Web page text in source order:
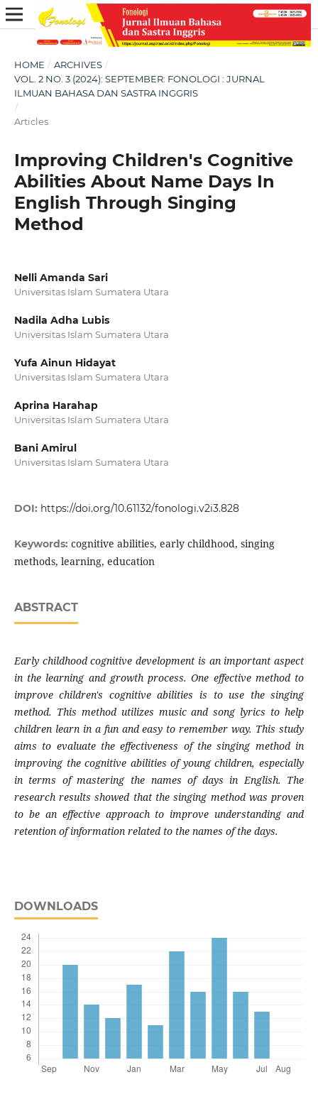
HOME / ARCHIVES /
VOL. 2 NO. 3 (2024): SEPTEMBER: FONOLOGI : JURNAL
ILMUAN BAHASA DAN SASTRA INGGRIS
/
Articles
Improving Children's Cognitive
Abilities About Name Days In
English Through Singing
Method
Nelli Amanda Sari
Universitas Islam Sumatera Utara
Nadila Adha Lubis
Universitas Islam Sumatera Utara
Yufa Ainun Hidayat
Universitas Islam Sumatera Utara
Aprina Harahap
Universitas Islam Sumatera Utara
Bani Amirul
Universitas Islam Sumatera Utara
DOI: https://doi.org/10.61132/fonologi.v2i3.828
Keywords: cognitive abilities, early childhood, singing
methods, learning, education
ABSTRACT
Early childhood cognitive development is an important aspect
in the learning and growth process. One effective method to
improve children's cognitive abilities is to use the singing
method. This method utilizes music and song lyrics to help
children learn in a fun and easy to remember way. This study
aims to evaluate the effectiveness of the singing method in
improving the cognitive abilities of young children, especially
in terms of mastering the names of days in English. The
research results showed that the singing method was proven
to be an effective approach to improve understanding and
retention of information related to the names of the days.
DOWNLOADS